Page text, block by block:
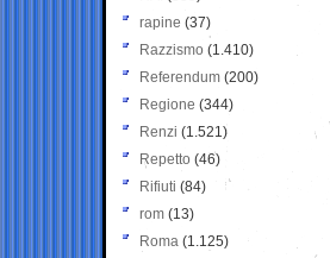
rapine (37)
Razzismo (1.410)
Referendum (200)
Regione (344)
Renzi (1.521)
Repetto (46)
Rifiuti (84)
rom (13)
Roma (1.125)